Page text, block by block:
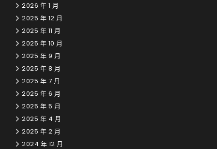
2026 年 1 月
2025 年 12 月
2025 年 11 月
2025 年 10 月
2025 年 9 月
2025 年 8 月
2025 年 7 月
2025 年 6 月
2025 年 5 月
2025 年 4 月
2025 年 2 月
2024 年 12 月